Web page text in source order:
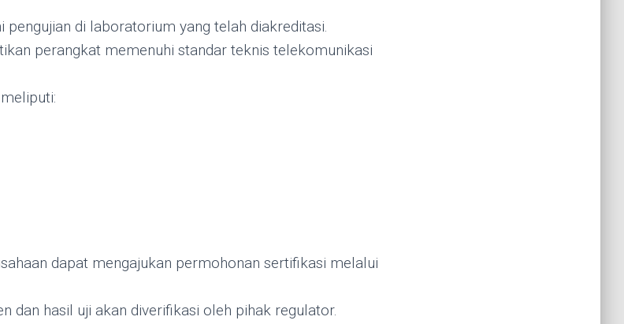
pengujian di laboratorium yang telah diakreditasi.
perangkat memenuhi standar teknis telekomunikasi
dapat mengajukan permohonan sertifikasi melalui
dan hasil uji akan diverifikasi oleh pihak regulator.